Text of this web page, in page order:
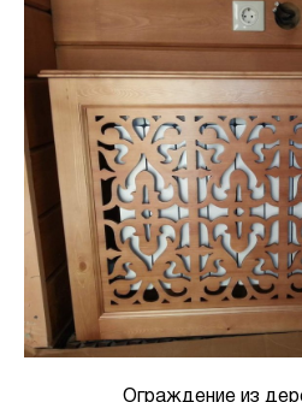
Ограждение из